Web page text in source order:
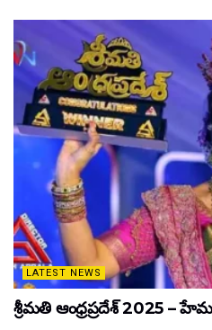
LATEST NEWS
శ్రీమతి ఆంధ్రప్రదేశ్ 2025 –